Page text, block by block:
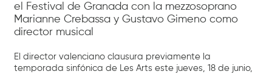
el Festival de Granada con la mezzosoprano
Marianne Crebassa y Gustavo Gimeno como
director musical
El director valenciano clausura previamente la
temporada sinfónica de Les Arts este jueves, 18 de junio,